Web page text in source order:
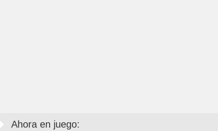
Ahora en juego: